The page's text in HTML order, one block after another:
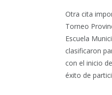
Otra cita
Torneo
Escuela
clasificaron
con el inicio
éxito de